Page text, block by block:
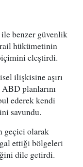
benzer güvenlik
hükümetinin
eleştirdi.
ilişkisine aşırı
planlarını
ederek kendi
savundu.
geçici olarak
ettiği bölgeleri
dile getirdi.